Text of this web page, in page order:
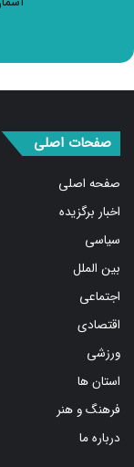
صفحه اصلی
اخبار برگزیده
سیاسی
بین الملل
اجتماعی
اقتصادی
ورزشی
استان ها
فرهنگ و هنر
درباره ما